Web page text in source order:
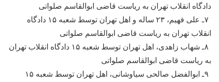
دادگاه انقلاب تهران به ریاست قاضی ابوالقاسم صلواتی
۷ـ علی فهیم، ۲۳ ساله و اهل تهران توسط شعبه ۱۵ دادگاه
انقلاب تهران به ریاست قاضی ابوالقاسم صلواتی
۸ـ شهاب زاهدی، اهل تهران توسط شعبه ۱۵ دادگاه انقلاب تهران
به ریاست قاضی ابوالقاسم صلواتی
۹ـ ابوالفضل صالحی سیاوشانی، اهل تهران توسط شعبه ۱۵